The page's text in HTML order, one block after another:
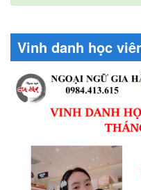
Vinh danh học